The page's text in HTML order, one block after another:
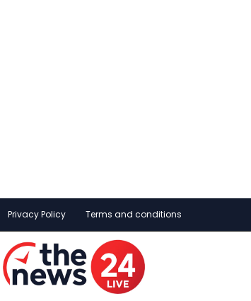
Privacy Policy Terms and conditions